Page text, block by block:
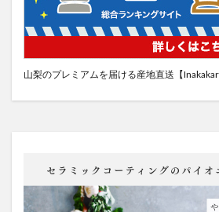
山梨のプレミアムを届ける産地直送【